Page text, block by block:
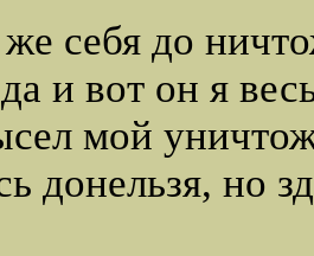
себя до
и вот он я
мой
донельзя, но